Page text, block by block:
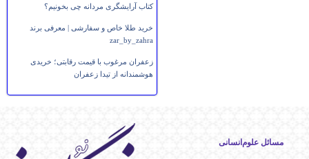
کتاب آرایشگری مردانه چی بخونیم؟
خرید طلا خاص و سفارشی | معرفی برند
zar_by_zahra
زعفران مرغوب با قیمت رقابتی؛ خریدی
هوشمندانه از تیدا زعفران
مسائل علوم‌انسانی